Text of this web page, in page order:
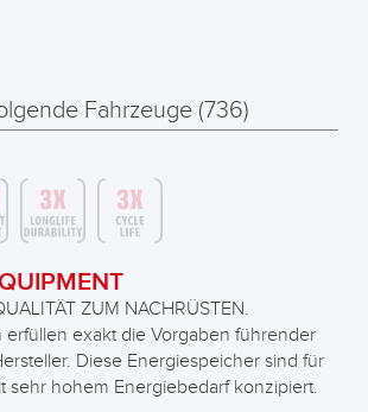
Fahrzeuge (736)
ZUM NACHRÜSTEN.
erfüllen exakt die Vorgaben führender
Diese Energiespeicher sind für
sehr hohem Energiebedarf konzipiert.